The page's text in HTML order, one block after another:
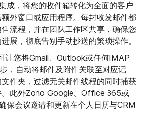
成，将您的收件箱转化为全面的客户
外窗口或应用程序。每封收发邮件都
流程，并在团队工作区共享，确保您
展，彻底告别手动抄送的繁琐操作。
让您将Gmail、Outlook或任何IMAP
，自动将邮件及附件关联至对应记
件夹，过滤无关邮件线程的同时捕获
。此外Zoho Google、Office 365或
保会议邀请和更新在个人日历与CRM